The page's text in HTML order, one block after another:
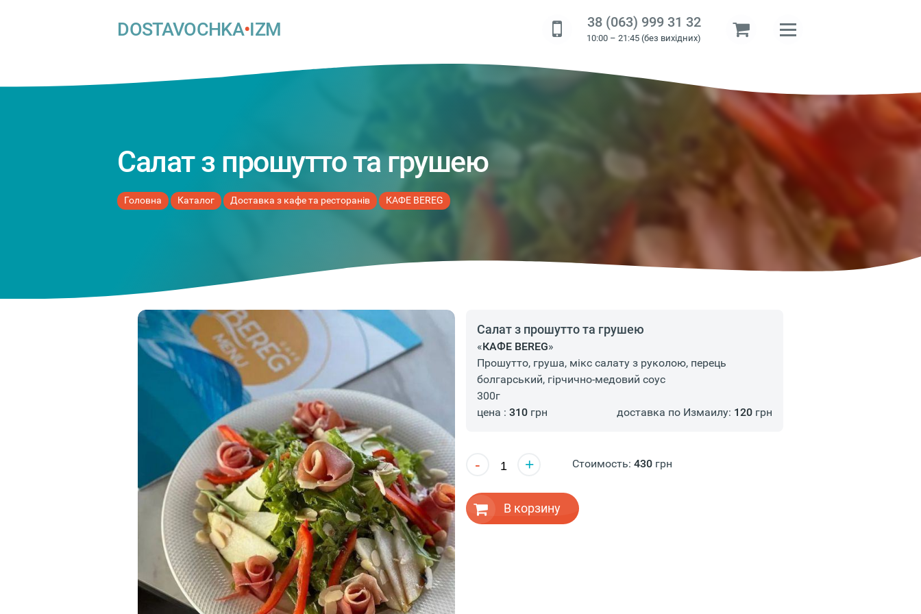
DOSTAVOCHKA•IZM 38 (063) 999 31 32
10:00 – 21:45 (без вихідних)
Салат з прошутто та грушею
Головна Каталог Доставка з кафе та ресторанів КАФЕ BEREG
Салат з прошутто та грушею
«КАФЕ BEREG»
Прошутто, груша, мікс салату з руколою, перець
болгарський, гірчично-медовий соус
300г
цена : 310грн доставка по Измаилу: 120грн
- + Стоимость: 430грн
В корзину